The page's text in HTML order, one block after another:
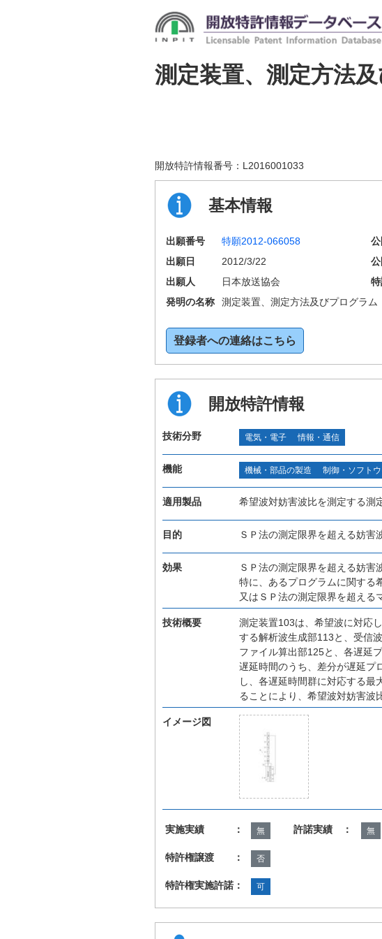
測定装置、測定方法
開放特許情報番号： L2016001033
基本情報
出願番号 特願2012-066058
出願日
2012/3/22 公
出願人
日本放送協会
発明の名称
測定装置、測定方法及びプログラム
登録者への連絡はこちら
開放特許情報
技術分野 電気・電子 情報・通信
機能 機械・部品の製造 制御・ソフト
適用製品 希望波対妨害波比を測定する測
目的 ＳＰ法の測定限界を超える妨害
効果
ＳＰ法の測定限界を超える妨害
特に、あるプログラムに関する
又はＳＰ法の測定限界を超える
技術概要
測定装置103は、希望波に対応
する解析波生成部113と、受信
ファイル算出部125と、各遅延
遅延時間のうち、差分が遅延プ
し、各遅延時間群に対応する
ることにより、希望波対妨害波
イメージ図
実施実績 ： 無 許諾実績 ： 無
特許権譲渡 ： 否
特許権実施許諾： 可